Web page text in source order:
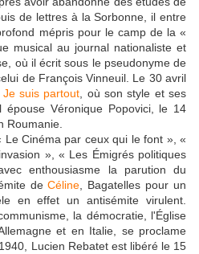
de lettres à la Sorbonne, il entre
mépris pour le camp de la «
musical au journal nationaliste et
où il écrit sous le pseudonyme de
de François Vinneuil. Le 30 avril
Je suis partout , où son style et ses
épouse Véronique Popovici, le 14
Roumanie.
Le Cinéma par ceux qui le font », «
», « Les Émigrés politiques
enthousiasme la parution du
deCéline , Bagatelles pour un
en effet un antisémite virulent.
la démocratie, l'Église
et en Italie, se proclame
Lucien Rebatet est libéré le 15